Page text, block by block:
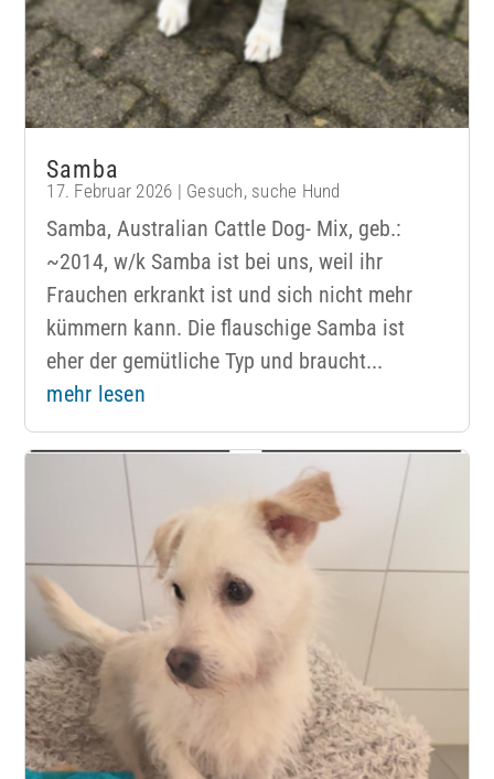
Samba
17. Februar 2026 | Gesuch, suche Hund
Samba, Australian Cattle Dog- Mix, geb.:
~2014, w/k Samba ist bei uns, weil ihr
Frauchen erkrankt ist und sich nicht mehr
kümmern kann. Die flauschige Samba ist
eher der gemütliche Typ und braucht...
mehr lesen